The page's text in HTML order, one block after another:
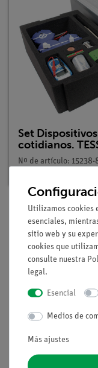
Set
cotidianos.
Nº de artículo: 15238-
Descripción
Los alumnos
magnético de la
y deducen que los
específica y que la
Utilizamos cookies
esenciales,
sitio web y su
cookies que
consulte nuestra
legal.
Esencial
Medios de
Más ajustes